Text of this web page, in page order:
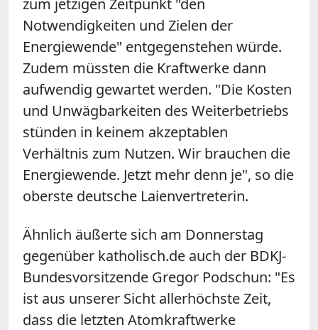
Notwendigkeiten und Zielen der
Energiewende" entgegenstehen würde.
Zudem müssten die Kraftwerke dann
aufwendig gewartet werden. "Die Kosten
und Unwägbarkeiten des Weiterbetriebs
stünden in keinem akzeptablen
Verhältnis zum Nutzen. Wir brauchen die
Energiewende. Jetzt mehr denn je", so die
oberste deutsche Laienvertreterin.
Ähnlich äußerte sich am Donnerstag
gegenüber katholisch.de auch der BDKJ-
Bundesvorsitzende Gregor Podschun: "Es
ist aus unserer Sicht allerhöchste Zeit,
dass die letzten Atomkraftwerke